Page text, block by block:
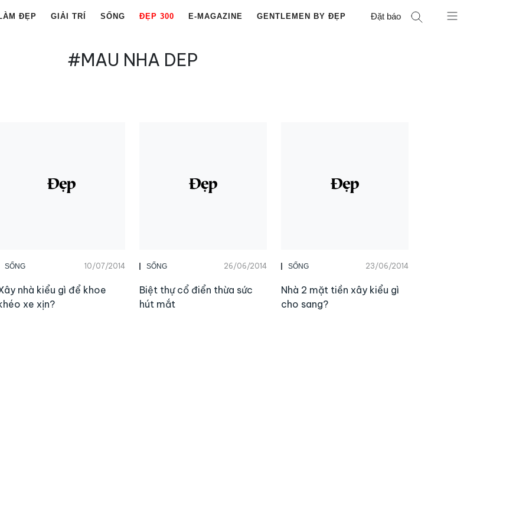
ĐẸP GIẢI TRÍ SỐNG ĐẸP 300 E-MAGAZINE GENTLEMEN BY ĐẸP Đặt báo
#MAU NHA DEP
SỐNG 10/07/2014
nhà kiểu gì để khoe
xe xịn?
SỐNG 26/06/2014
Biệt thự cổ điển thừa sức
hút mắt
SỐNG 23/06/2014
Nhà 2 mặt tiền xây kiểu gì
cho sang?